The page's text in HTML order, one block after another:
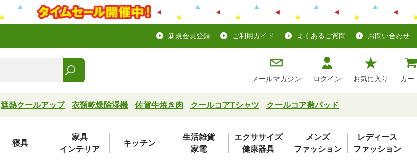
新規会員登録 ご利用ガイド よくあるご質問 お問い合わせ
メールマガジン ログイン お気に入り カー
遮熱クールアップ 衣類乾燥除湿機 佐賀牛焼き肉 クールコアTシャツ クールコア敷パッド
寝具
家具
インテリア
キッチン
生活雑貨
家電
エクササイズ
健康器具
メンズ
ファッション
レディース
ファッション